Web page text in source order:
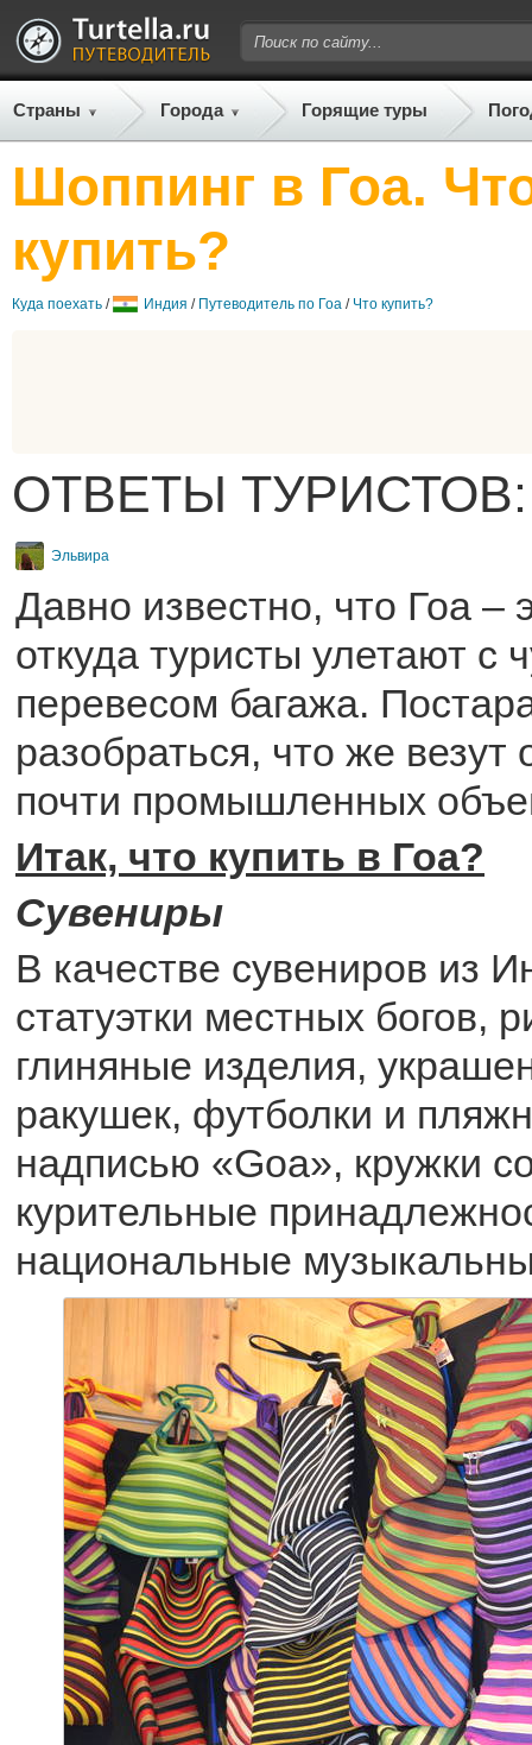
Страны Города Горящие туры
Шоппинг в Гоа.
купить?
Куда поехать / Индия / Путеводитель по Гоа / Что купить?
ОТВЕТЫ ТУРИСТОВ:
Эльвира
Давно известно, что Гоа –
откуда туристы улетают с
перевесом багажа.
разобраться, что же везут
почти промышленных
Итак, что купить в Гоа?
Сувениры
В качестве сувениров из
статуэтки местных богов,
глиняные изделия,
ракушек, футболки и
надписью «Goa», кружки
курительные
национальные